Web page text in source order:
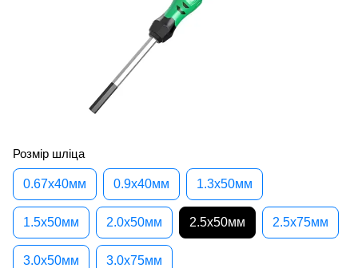
Розмір шліца
0.67x40мм 0.9x40мм 1.3x50мм
1.5x50мм 2.0x50мм 2.5x50мм 2.5x75мм
3.0x50мм 3.0x75мм